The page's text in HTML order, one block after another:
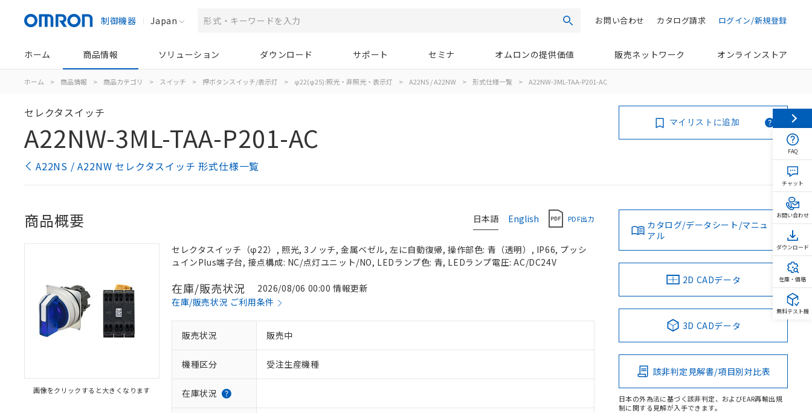
制御機器 Japan 検索 ログイン/新規登録
カタログ請求
お問い合わせ
ホーム 商品情報 ソリューション ダウンロード サポート セミナ オムロンの提供価値 販売ネットワーク オンラインストア
ホーム > 商品情報 > 商品カテゴリ > スイッチ > 押ボタンスイッチ/表示灯 > φ22(φ25):照光・非照光・表示灯 > A22NS / A22NW > 形式仕様一覧 > A22NW-3ML-TAA-P201-AC
セレクタスイッチ
A22NW-3ML-TAA-P201-AC
A22NS / A22NW セレクタスイッチ 形式仕様一覧
マイリストに追加
日本語 English PDF出力
商品概要
画像をクリックすると大きくなります
セレクタスイッチ（φ22）, 照光, 3ノッチ, 金属ベゼル, 左に自動復帰, 操作部色: 青（透明）, IP66, プッシ
ュインPlus端子台, 接点構成: NC/点灯ユニット/NO, LEDランプ色: 青, LEDランプ電圧: AC/DC24V
在庫/販売状況
2026/08/06 00:00 情報更新
在庫/販売状況 ご利用条件
販売状況 販売中
機種区分 受注生産機種
在庫状況
カタログ/データシート/マニュ
アル
2D CADデータ
3D CADデータ
該非判定見解書/項目別対比表
日本の外為法に基づく該非判定、およびEAR再輸出規
制に関する見解が入手できます。
FAQ
チャット
お問い合わせ
ダウンロード
在庫・価格
無料テスト機